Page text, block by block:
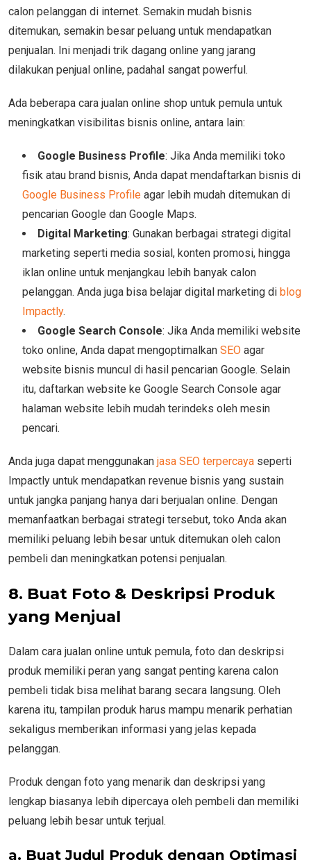
calon pelanggan di internet. Semakin mudah bisnis
ditemukan, semakin besar peluang untuk mendapatkan
penjualan. Ini menjadi trik dagang online yang jarang
dilakukan penjual online, padahal sangat powerful.
Ada beberapa cara jualan online shop untuk pemula untuk
meningkatkan visibilitas bisnis online, antara lain:
Google Business Profile: Jika Anda memiliki toko
fisik atau brand bisnis, Anda dapat mendaftarkan bisnis di
Google Business Profile agar lebih mudah ditemukan di
pencarian Google dan Google Maps.
Digital Marketing: Gunakan berbagai strategi digital
marketing seperti media sosial, konten promosi, hingga
iklan online untuk menjangkau lebih banyak calon
pelanggan. Anda juga bisa belajar digital marketing di blog
Impactly.
Google Search Console: Jika Anda memiliki website
toko online, Anda dapat mengoptimalkan SEO agar
website bisnis muncul di hasil pencarian Google. Selain
itu, daftarkan website ke Google Search Console agar
halaman website lebih mudah terindeks oleh mesin
pencari.
Anda juga dapat menggunakan jasa SEO terpercaya seperti
Impactly untuk mendapatkan revenue bisnis yang sustain
untuk jangka panjang hanya dari berjualan online. Dengan
memanfaatkan berbagai strategi tersebut, toko Anda akan
memiliki peluang lebih besar untuk ditemukan oleh calon
pembeli dan meningkatkan potensi penjualan.
8. Buat Foto & Deskripsi Produk
yang Menjual
Dalam cara jualan online untuk pemula, foto dan deskripsi
produk memiliki peran yang sangat penting karena calon
pembeli tidak bisa melihat barang secara langsung. Oleh
karena itu, tampilan produk harus mampu menarik perhatian
sekaligus memberikan informasi yang jelas kepada
pelanggan.
Produk dengan foto yang menarik dan deskripsi yang
lengkap biasanya lebih dipercaya oleh pembeli dan memiliki
peluang lebih besar untuk terjual.
a. Buat Judul Produk dengan Optimasi